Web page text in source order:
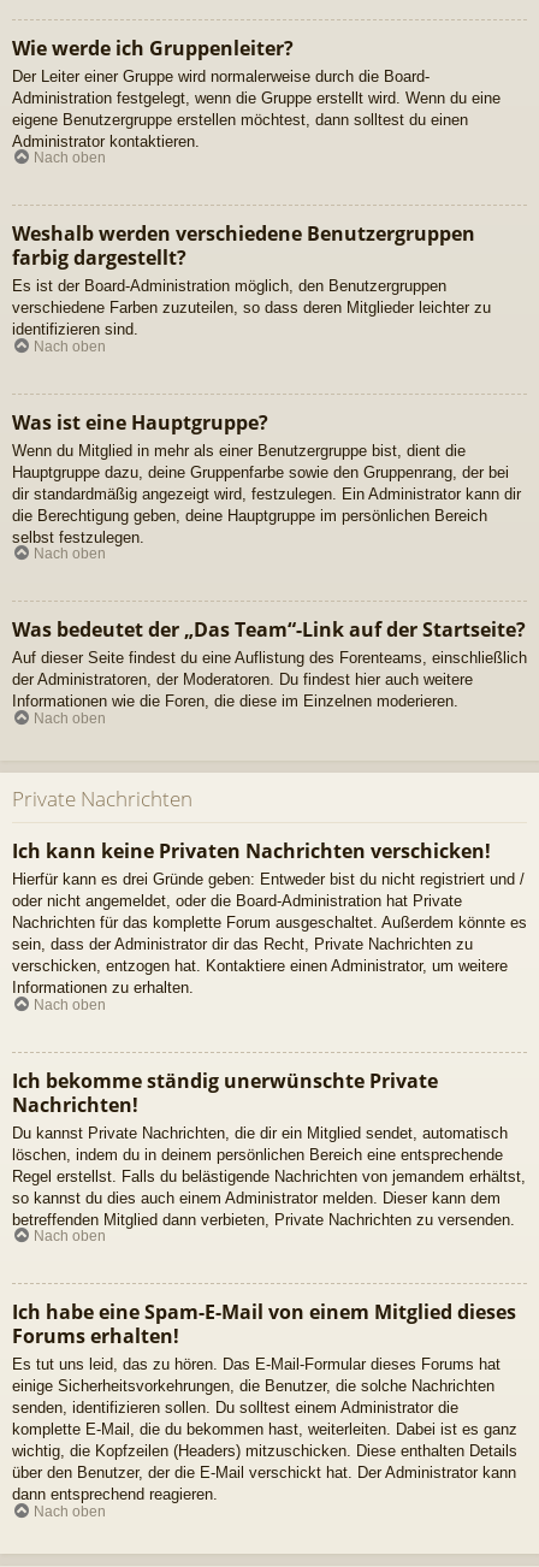
Wie werde ich Gruppenleiter?
Der Leiter einer Gruppe wird normalerweise durch die Board-
Administration festgelegt, wenn die Gruppe erstellt wird. Wenn du eine
eigene Benutzergruppe erstellen möchtest, dann solltest du einen
Administrator kontaktieren.
Nach oben
Weshalb werden verschiedene Benutzergruppen
farbig dargestellt?
Es ist der Board-Administration möglich, den Benutzergruppen
verschiedene Farben zuzuteilen, so dass deren Mitglieder leichter zu
identifizieren sind.
Nach oben
Was ist eine Hauptgruppe?
Wenn du Mitglied in mehr als einer Benutzergruppe bist, dient die
Hauptgruppe dazu, deine Gruppenfarbe sowie den Gruppenrang, der bei
dir standardmäßig angezeigt wird, festzulegen. Ein Administrator kann dir
die Berechtigung geben, deine Hauptgruppe im persönlichen Bereich
selbst festzulegen.
Nach oben
Was bedeutet der „Das Team“-Link auf der Startseite?
Auf dieser Seite findest du eine Auflistung des Forenteams, einschließlich
der Administratoren, der Moderatoren. Du findest hier auch weitere
Informationen wie die Foren, die diese im Einzelnen moderieren.
Nach oben
Private Nachrichten
Ich kann keine Privaten Nachrichten verschicken!
Hierfür kann es drei Gründe geben: Entweder bist du nicht registriert und /
oder nicht angemeldet, oder die Board-Administration hat Private
Nachrichten für das komplette Forum ausgeschaltet. Außerdem könnte es
sein, dass der Administrator dir das Recht, Private Nachrichten zu
verschicken, entzogen hat. Kontaktiere einen Administrator, um weitere
Informationen zu erhalten.
Nach oben
Ich bekomme ständig unerwünschte Private
Nachrichten!
Du kannst Private Nachrichten, die dir ein Mitglied sendet, automatisch
löschen, indem du in deinem persönlichen Bereich eine entsprechende
Regel erstellst. Falls du belästigende Nachrichten von jemandem erhältst,
so kannst du dies auch einem Administrator melden. Dieser kann dem
betreffenden Mitglied dann verbieten, Private Nachrichten zu versenden.
Nach oben
Ich habe eine Spam-E-Mail von einem Mitglied dieses
Forums erhalten!
Es tut uns leid, das zu hören. Das E-Mail-Formular dieses Forums hat
einige Sicherheitsvorkehrungen, die Benutzer, die solche Nachrichten
senden, identifizieren sollen. Du solltest einem Administrator die
komplette E-Mail, die du bekommen hast, weiterleiten. Dabei ist es ganz
wichtig, die Kopfzeilen (Headers) mitzuschicken. Diese enthalten Details
über den Benutzer, der die E-Mail verschickt hat. Der Administrator kann
dann entsprechend reagieren.
Nach oben